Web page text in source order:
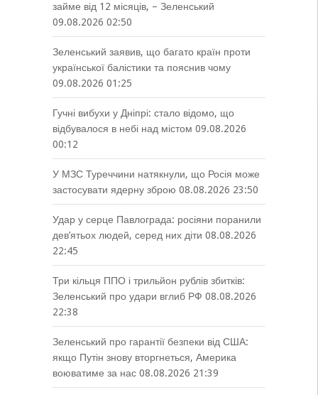
займе від 12 місяців, – Зеленський
09.08.2026 02:50
Зеленський заявив, що багато країн проти
української балістики та пояснив чому
09.08.2026 01:25
Гучні вибухи у Дніпрі: стало відомо, що
відбувалося в небі над містом 09.08.2026
00:12
У МЗС Туреччини натякнули, що Росія може
застосувати ядерну зброю 08.08.2026 23:50
Удар у серце Павлограда: росіяни поранили
дев’ятьох людей, серед них діти 08.08.2026
22:45
Три кільця ППО і трильйон рублів збитків:
Зеленський про удари вглиб РФ 08.08.2026
22:38
Зеленський про гарантії безпеки від США:
якщо Путін знову вторгнеться, Америка
воюватиме за нас 08.08.2026 21:39